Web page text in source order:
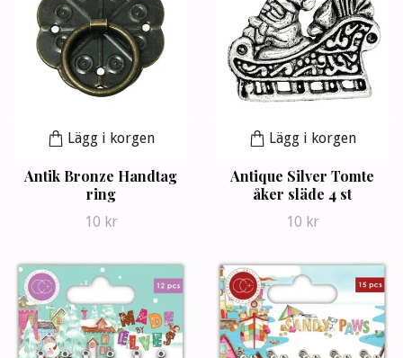
Lägg i korgen
Antik Bronze Handtag
ring
10 kr
Lägg i korgen
Antique Silver Tomte
åker släde 4 st
10 kr